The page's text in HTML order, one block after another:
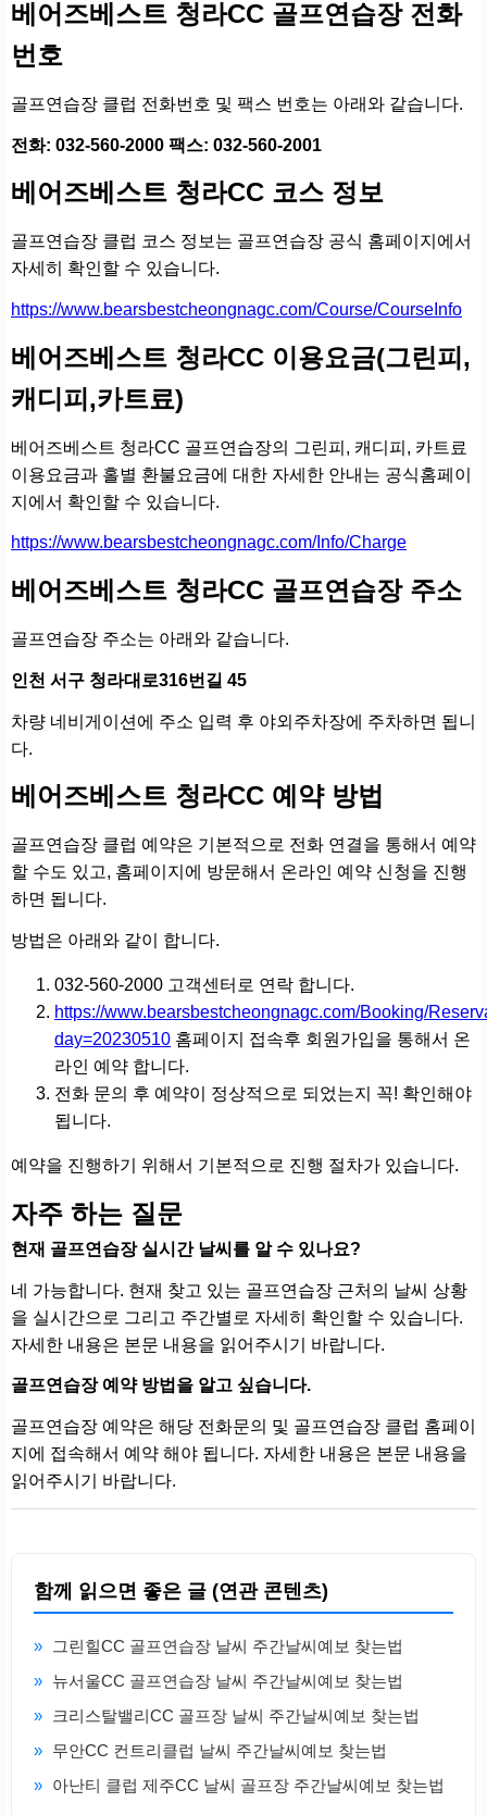
베어즈베스트 청라CC 골프연습장 전화
번호
골프연습장 클럽 전화번호 및 팩스 번호는 아래와 같습니다.
전화: 032-560-2000 팩스: 032-560-2001
베어즈베스트 청라CC 코스 정보
골프연습장 클럽 코스 정보는 골프연습장 공식 홈페이지에서
자세히 확인할 수 있습니다.
https://www.bearsbestcheongnagc.com/Course/CourseInfo
베어즈베스트 청라CC 이용요금(그린피,
캐디피,카트료)
베어즈베스트 청라CC 골프연습장의 그린피, 캐디피, 카트료
이용요금과 홀별 환불요금에 대한 자세한 안내는 공식홈페이
지에서 확인할 수 있습니다.
https://www.bearsbestcheongnagc.com/Info/Charge
베어즈베스트 청라CC 골프연습장 주소
골프연습장 주소는 아래와 같습니다.
인천 서구 청라대로316번길 45
차량 네비게이션에 주소 입력 후 야외주차장에 주차하면 됩니
다.
베어즈베스트 청라CC 예약 방법
골프연습장 클럽 예약은 기본적으로 전화 연결을 통해서 예약
할 수도 있고, 홈페이지에 방문해서 온라인 예약 신청을 진행
하면 됩니다.
방법은 아래와 같이 합니다.
032-560-2000 고객센터로 연락 합니다.
https://www.bearsbestcheongnagc.com/Booking/
day=20230510 홈페이지 접속후 회원가입을 통해서 온
라인 예약 합니다.
전화 문의 후 예약이 정상적으로 되었는지 꼭! 확인해야
됩니다.
예약을 진행하기 위해서 기본적으로 진행 절차가 있습니다.
자주 하는 질문
현재 골프연습장 실시간 날씨를 알 수 있나요?
네 가능합니다. 현재 찾고 있는 골프연습장 근처의 날씨 상황
을 실시간으로 그리고 주간별로 자세히 확인할 수 있습니다.
자세한 내용은 본문 내용을 읽어주시기 바랍니다.
골프연습장 예약 방법을 알고 싶습니다.
골프연습장 예약은 해당 전화문의 및 골프연습장 클럽 홈페이
지에 접속해서 예약 해야 됩니다. 자세한 내용은 본문 내용을
읽어주시기 바랍니다.
함께 읽으면 좋은 글 (연관 콘텐츠)
»
그린힐CC 골프연습장 날씨 주간날씨예보 찾는법
» 뉴서울CC 골프연습장 날씨 주간날씨예보 찾는법
»
크리스탈밸리CC 골프장 날씨 주간날씨예보 찾는법
» 무안CC 컨트리클럽 날씨 주간날씨예보 찾는법
» 아난티 클럽 제주CC 날씨 골프장 주간날씨예보 찾는법